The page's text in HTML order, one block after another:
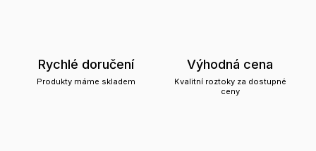
Rychlé doručení
Produkty máme skladem
Výhodná cena
Kvalitní roztoky za dostupné
ceny